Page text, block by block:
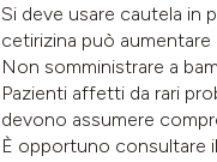
Si deve usare cautela in
cetirizina può
Non somministrare a
Pazienti affetti da rari
devono assumere
È opportuno consultare